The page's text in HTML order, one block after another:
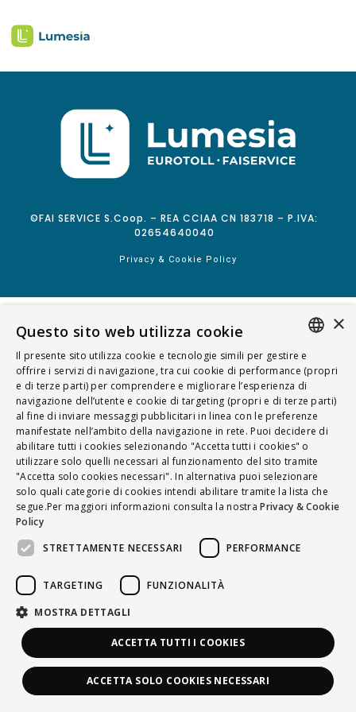
©FAI SERVICE S.Coop. – REA CCIAA CN 183718 – P.IVA:
02654640040
Privacy & Cookie Policy
ITALIAN
ENGLISH
FRENCH
HUNGARIAN
DEUTSCH
POLSKI
PORTUGUÊS
×
Questo sito web utilizza cookie
Il presente sito utilizza cookie e tecnologie simili per gestire e
offrire i servizi di navigazione, tra cui cookie di performance (propri
e di terze parti) per comprendere e migliorare l’esperienza di
navigazione dell’utente e cookie di targeting (propri e di terze parti)
al fine di inviare messaggi pubblicitari in linea con le preferenze
manifestate nell’ambito della navigazione in rete. Puoi decidere di
abilitare tutti i cookies selezionando "Accetta tutti i cookies" o
utilizzare solo quelli necessari al funzionamento del sito tramite
"Accetta solo cookies necessari". In alternativa puoi selezionare
solo quali categorie di cookies intendi abilitare tramite la lista che
segue.Per maggiori informazioni consulta la nostra Privacy & Cookie
Policy
STRETTAMENTE NECESSARI
PERFORMANCE
TARGETING FUNZIONALITÀ
MOSTRA DETTAGLI
ACCETTA TUTTI I COOKIES
ACCETTA SOLO COOKIES NECESSARI